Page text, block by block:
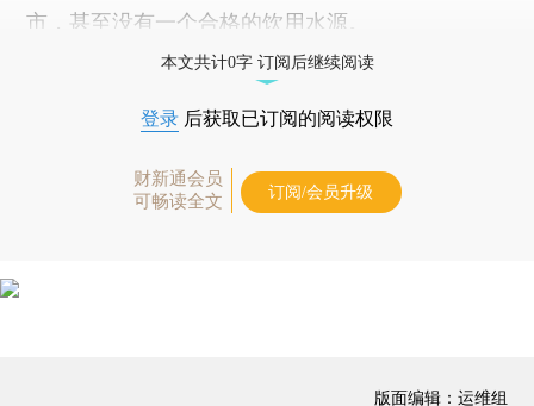
市，甚至没有一个合格的饮用水源。
本文共计0字 订阅后继续阅读
登录 后获取已订阅的阅读权限
财新通会员
可畅读全文
订阅/会员升级
版面编辑：运维组